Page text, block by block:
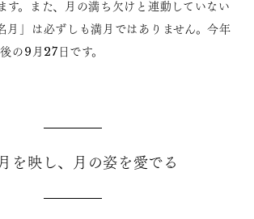
す。また、月の満ち欠けと連動していない
月」は必ずしも満月ではありません。今年
の9月27日です。
を映し、月の姿を愛でる